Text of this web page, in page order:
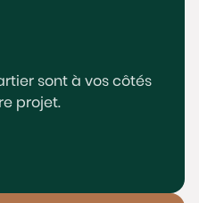
sont à vos côtés
projet.